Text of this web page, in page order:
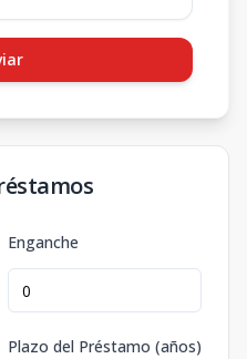
Enganche
Plazo del Préstamo (años)